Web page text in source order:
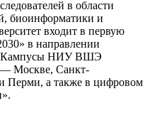
в области
биоинформатики и
входит в первую
в направлении
Кампусы НИУ ВШЭ
— Москве, Санкт-
Перми, а также в цифровом